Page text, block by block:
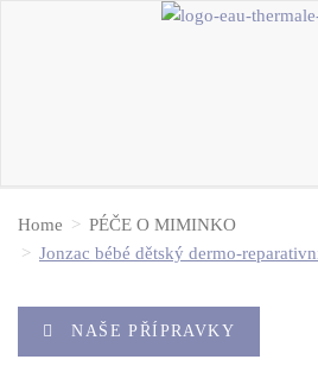
Home
PÉČE O MIMINKO
Jonzac bébé dětský dermo-
NAŠE PŘÍPRAVKY